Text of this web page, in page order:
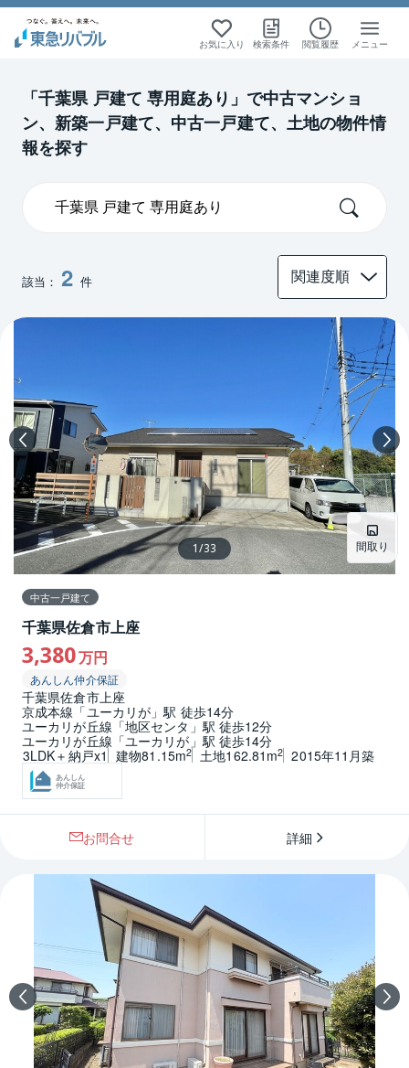
お気に入り 検索条件 閲覧履歴 メニュー
「千葉県 戸建て 専用庭あり」で中古マンショ
ン、新築一戸建て、中古一戸建て、土地の物件情
報を探す
該当： 2 件
間取り
1/33
中古一戸建て
千葉県佐倉市上座
3,380万円
あんしん仲介保証
千葉県佐倉市上座
京成本線「ユーカリが」駅 徒歩14分
ユーカリが丘線「地区センタ」駅 徒歩12分
ユーカリが丘線「ユーカリが」駅 徒歩14分
3LDK＋納戸x1
建物81.15m2 土地162.81m2 2015年11月築
あんしん
仲介保証
お問合せ 詳細
絞り込み検索
千葉
絞り込み検索
中古一戸建て
絞り込み検索
千葉
絞り込み検索
中古一戸建て